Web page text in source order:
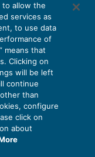
le
to allow the
services as
to use data
of
means that
Clicking on
will be left
continue
than
configure
click on
about